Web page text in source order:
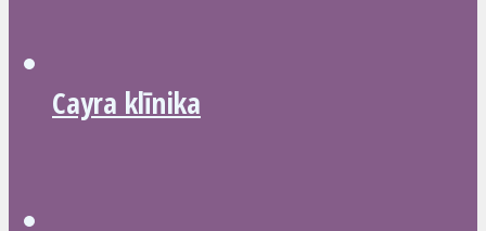
Cayra klīnika